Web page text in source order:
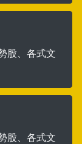
股、各式文
股、各式文